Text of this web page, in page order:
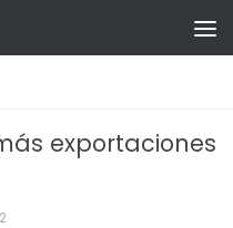
exportaciones